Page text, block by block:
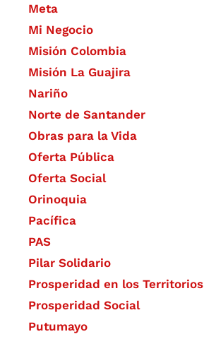
Meta
Mi Negocio
Misión Colombia
Misión La Guajira
Nariño
Norte de Santander
Obras para la Vida
Oferta Pública
Oferta Social​​
Orinoquia
Pacífica
PAS
Pilar Solidario
Prosperidad en los Territorios
Prosperidad Social
Putumayo